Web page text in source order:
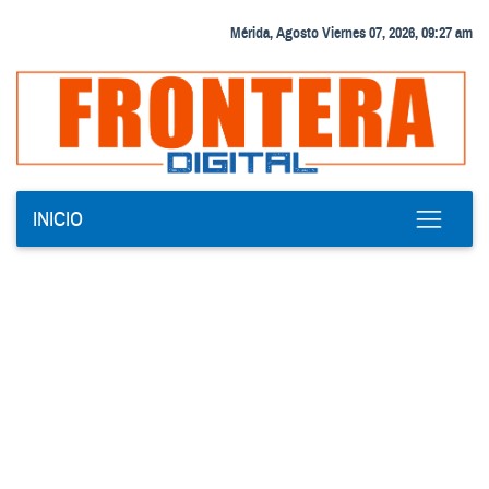
Mérida, Agosto Viernes 07, 2026, 09:27 am
INICIO